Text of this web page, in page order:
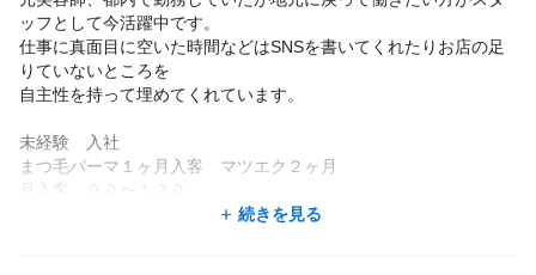
今後も状況に合わせて最新の技術を学ぶ環境は作っていこうと考
えてます。
アイリストは時間の余裕を作ることも、稼ぐことも、一人の女性
として
不安なことやわからないことはご応募後、気軽にご相談くださ
ッフとして今活躍中です。
仕事に真面目に空いた時間などはSNSを書いてくれたりお店の足
りていないところを
自主性を持って埋めてくれています。
未経験 入社
まつ毛パーマ１ヶ月入客 マツエク２ヶ月
月入客 ９０〜１３０
続きを見る